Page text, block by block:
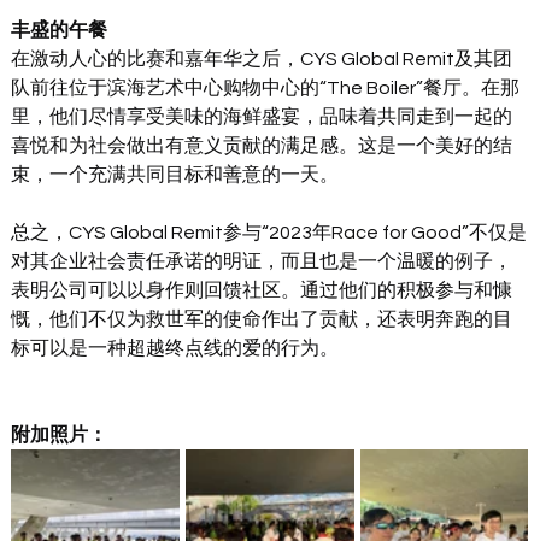
丰盛的午餐
在激动人心的比赛和嘉年华之后，CYS Global Remit及其团
队前往位于滨海艺术中心购物中心的“The Boiler”餐厅。在那
里，他们尽情享受美味的海鲜盛宴，品味着共同走到一起的
喜悦和为社会做出有意义贡献的满足感。这是一个美好的结
束，一个充满共同目标和善意的一天。
总之，CYS Global Remit参与“2023年Race for Good”不仅是
对其企业社会责任承诺的明证，而且也是一个温暖的例子，
表明公司可以以身作则回馈社区。通过他们的积极参与和慷
慨，他们不仅为救世军的使命作出了贡献，还表明奔跑的目
标可以是一种超越终点线的爱的行为。
附加照片：